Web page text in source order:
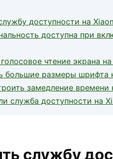
доступности на
доступна при
чтение экрана
большие размеры шрифта
замедление времени
служба доступности на
службу